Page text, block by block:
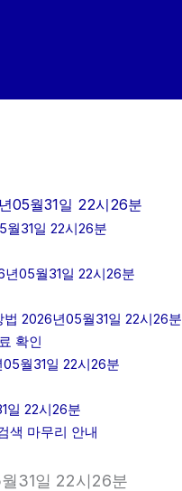
05월31일 22시26분
31일 22시26분
05월31일 22시26분
2026년05월31일 22시26분
확인
월31일 22시26분
일 22시26분
색 마무리 안내
31일 22시26분